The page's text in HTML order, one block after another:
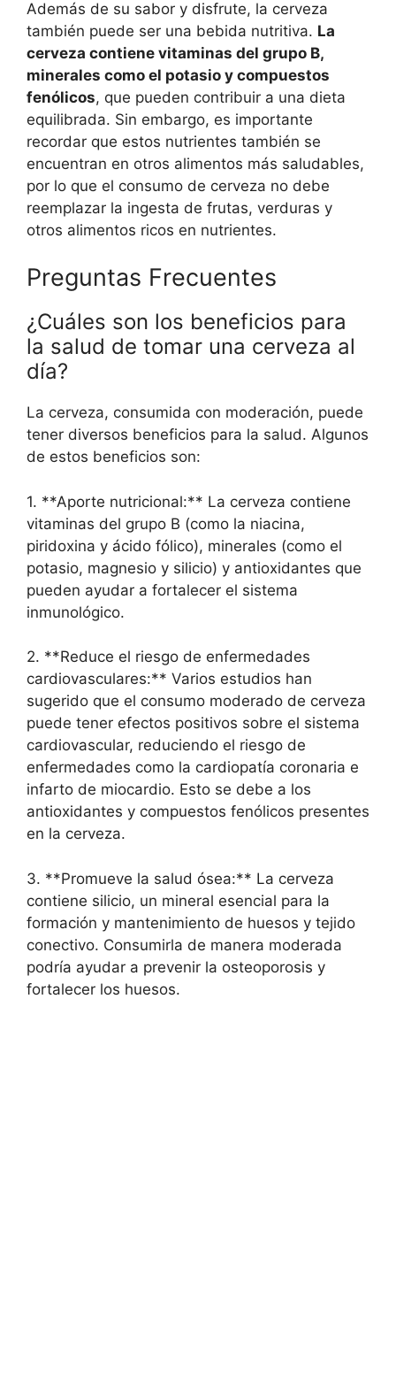
Además de su sabor y disfrute, la cerveza
también puede ser una bebida nutritiva. La
cerveza contiene vitaminas del grupo B,
minerales como el potasio y compuestos
fenólicos, que pueden contribuir a una dieta
equilibrada. Sin embargo, es importante
recordar que estos nutrientes también se
encuentran en otros alimentos más saludables,
por lo que el consumo de cerveza no debe
reemplazar la ingesta de frutas, verduras y
otros alimentos ricos en nutrientes.
Preguntas Frecuentes
¿Cuáles son los beneficios para
la salud de tomar una cerveza al
día?
La cerveza, consumida con moderación, puede
tener diversos beneficios para la salud. Algunos
de estos beneficios son:
1. **Aporte nutricional:** La cerveza contiene
vitaminas del grupo B (como la niacina,
piridoxina y ácido fólico), minerales (como el
potasio, magnesio y silicio) y antioxidantes que
pueden ayudar a fortalecer el sistema
inmunológico.
2. **Reduce el riesgo de enfermedades
cardiovasculares:** Varios estudios han
sugerido que el consumo moderado de cerveza
puede tener efectos positivos sobre el sistema
cardiovascular, reduciendo el riesgo de
enfermedades como la cardiopatía coronaria e
infarto de miocardio. Esto se debe a los
antioxidantes y compuestos fenólicos presentes
en la cerveza.
3. **Promueve la salud ósea:** La cerveza
contiene silicio, un mineral esencial para la
formación y mantenimiento de huesos y tejido
conectivo. Consumirla de manera moderada
podría ayudar a prevenir la osteoporosis y
fortalecer los huesos.